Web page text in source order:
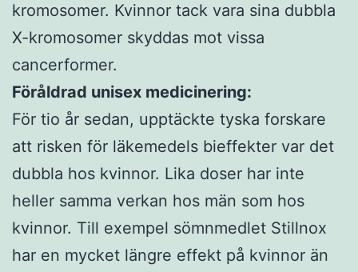
kromosomer. Kvinnor tack vara sina dubbla
X-kromosomer skyddas mot vissa
cancerformer.
Föråldrad unisex medicinering:
För tio år sedan, upptäckte tyska forskare
att risken för läkemedels bieffekter var det
dubbla hos kvinnor. Lika doser har inte
heller samma verkan hos män som hos
kvinnor. Till exempel sömnmedlet Stillnox
har en mycket längre effekt på kvinnor än